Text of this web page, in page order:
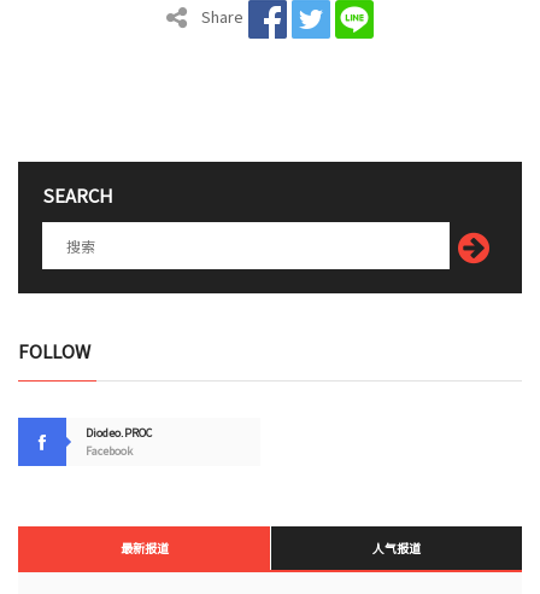
Share
SEARCH
FOLLOW
Diodeo.PROC
Facebook
最新报道 人气报道